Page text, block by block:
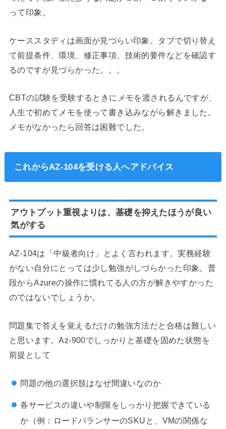
って印象。
ケーススタディは画面が見づらい印象。タブで切り替え
て前提条件、環境、修正事項、技術的要件などを確認す
るのですが見づらかった。。。
CBTの試験を受験するときにメモを渡されるんですが、
人生で初めてメモを使って書き込みながら解きました。
メモがなかったら回答は困難でした。
これからAZ-104を受ける人へアドバイス
アウトプット重視よりは、基礎を抑えたほうが良い
気がする
AZ-104は「中級者向け」とよく言われます。実務経験
がない自分にとっては少し勉強がしづらかった印象。普
段からAzureの操作に慣れてる人の方が解きやすかった
のではないでしょうか。
問題集で答えを覚えるだけの勉強方法だと合格は難しい
と思います。Az-900でしっかりと基礎を固めた状態を
前提として
問題の他の選択肢はなぜ間違いなのか
各サービスの違いや制限をしっかり把握できている
か（例：ロードバランサーのSKUと、VMの関係な